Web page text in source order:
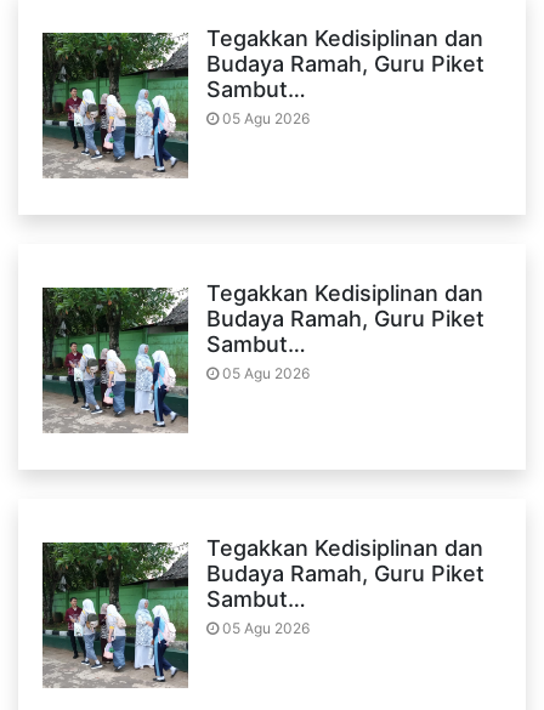
Tegakkan Kedisiplinan dan
Budaya Ramah, Guru Piket
Sambut…
05 Agu 2026
Tegakkan Kedisiplinan dan
Budaya Ramah, Guru Piket
Sambut…
05 Agu 2026
Tegakkan Kedisiplinan dan
Budaya Ramah, Guru Piket
Sambut…
05 Agu 2026